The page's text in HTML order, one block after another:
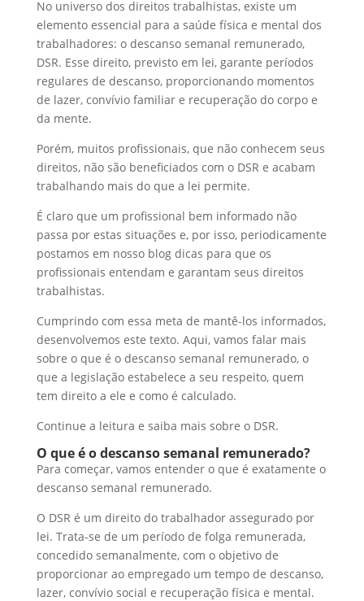
e
I
n
e
o
o
k
h
t
s
A
p
S
a
r
e
No universo dos direitos trabalhistas, existe um
elemento essencial para a saúde física e mental dos
trabalhadores: o descanso semanal remunerado,
DSR. Esse direito, previsto em lei, garante períodos
regulares de descanso, proporcionando momentos
de lazer, convívio familiar e recuperação do corpo e
da mente.
Porém, muitos profissionais, que não conhecem seus
direitos, não são beneficiados com o DSR e acabam
trabalhando mais do que a lei permite.
É claro que um profissional bem informado não
passa por estas situações e, por isso, periodicamente
postamos em nosso blog dicas para que os
profissionais entendam e garantam seus direitos
trabalhistas.
Cumprindo com essa meta de mantê-los informados,
desenvolvemos este texto. Aqui, vamos falar mais
sobre o que é o descanso semanal remunerado, o
que a legislação estabelece a seu respeito, quem
tem direito a ele e como é calculado.
Continue a leitura e saiba mais sobre o DSR.
O que é o descanso semanal remunerado?
Para começar, vamos entender o que é exatamente o
descanso semanal remunerado.
O DSR é um direito do trabalhador assegurado por
lei. Trata-se de um período de folga remunerada,
concedido semanalmente, com o objetivo de
proporcionar ao empregado um tempo de descanso,
lazer, convívio social e recuperação física e mental.